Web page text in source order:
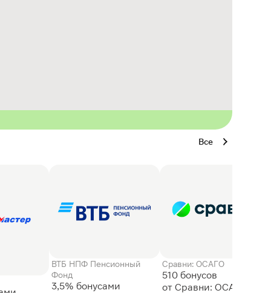
Все
ВТБ НПФ Пенсионный
Фонд
3,5% бонусами
Сравни: ОСАГО
510 бонусов